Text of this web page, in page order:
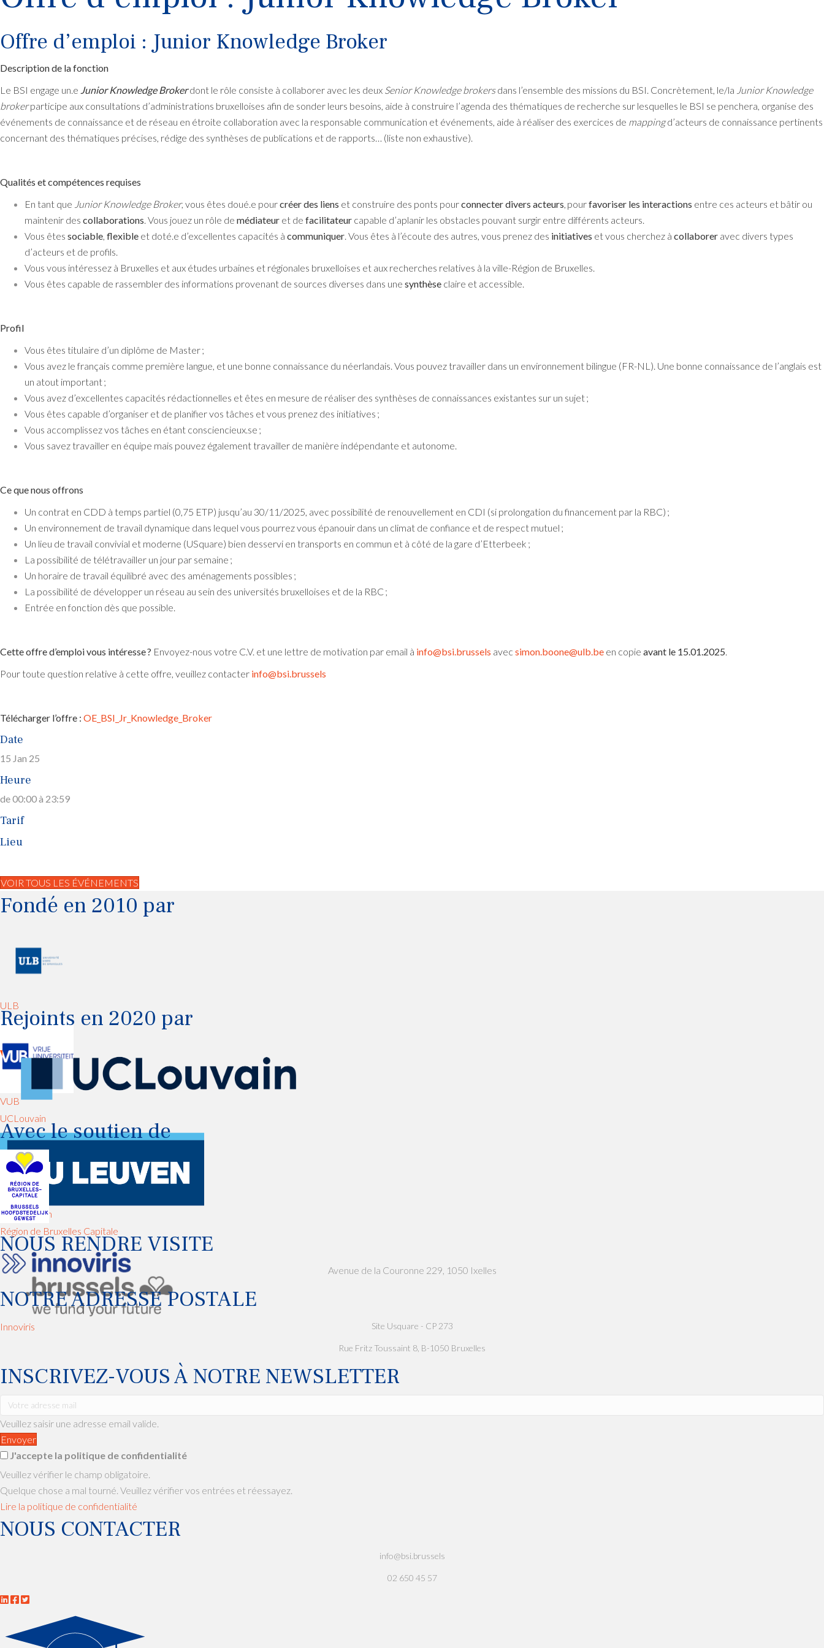
Offre d’emploi : Junior Knowledge Broker
Description de la fonction
Le BSI engage un.e Junior Knowledge Brokerdont le rôle consiste à collaborer avec les deux Senior Knowledge brokersdans l’ensemble des missions du BSI. Concrètement, le/la Junior Knowledge
brokerparticipe aux consultations d’administrations bruxelloises afin de sonder leurs besoins, aide à construire l’agenda des thématiques de recherche sur lesquelles le BSI se penchera, organise des
événements de connaissance et de réseau en étroite collaboration avec la responsable communication et événements, aide à réaliser des exercices de mappingd’acteurs de connaissance pertinents
concernant des thématiques précises, rédige des synthèses de publications et de rapports… (liste non exhaustive).
Qualités et compétences requises
En tant que Junior Knowledge Broker, vous êtes doué.e pourcréer des liens et construire des ponts pourconnecter divers acteurs, pourfavoriser les interactions entre ces acteurs et bâtir ou
maintenir des collaborations. Vous jouez un rôle de médiateur et de facilitateur capable d’aplanir les obstacles pouvant surgir entre différents acteurs.
Vous êtes sociable, flexible et doté.e d’excellentes capacités à communiquer. Vous êtes à l’écoute des autres, vous prenez des initiatives et vous cherchez à collaborer avec divers types
d’acteurs et de profils.
Vous vous intéressez à Bruxelles et aux études urbaines et régionales bruxelloises et aux recherches relatives à la ville-Région de Bruxelles.
Vous êtes capable de rassembler des informations provenant de sources diverses dans une synthèse claire et accessible.
Profil
Vous êtes titulaire d’un diplôme de Master ;
Vous avez le français comme première langue, et une bonne connaissance du néerlandais. Vous pouvez travailler dans un environnement bilingue (FR-NL). Une bonne connaissance de l’anglais est
un atout important ;
Vous avez d’excellentes capacités rédactionnelles et êtes en mesure de réaliser des synthèses de connaissances existantes sur un sujet ;
Vous êtes capable d’organiser et de planifier vos tâches et vous prenez des initiatives ;
Vous accomplissez vos tâches en étant consciencieux.se ;
Vous savez travailler en équipe mais pouvez également travailler de manière indépendante et autonome.
Ce que nous offrons
Un contrat en CDD à temps partiel (0,75 ETP) jusqu’au 30/11/2025, avec possibilité de renouvellement en CDI (si prolongation du financement par la RBC) ;
Un environnement de travail dynamique dans lequel vous pourrez vous épanouir dans un climat de confiance et de respect mutuel ;
Un lieu de travail convivial et moderne (USquare) bien desservi en transports en commun et à côté de la gare d’Etterbeek ;
La possibilité de télétravailler un jour par semaine ;
Un horaire de travail équilibré avec des aménagements possibles ;
La possibilité de développer un réseau au sein des universités bruxelloises et de la RBC ;
Entrée en fonction dès que possible.
Cette offre d’emploi vous intéresse ? Envoyez-nous votre C.V. et une lettre de motivation par email à info@bsi.brussels avec simon.boone@ulb.be en copie avant le 15.01.2025.
Pour toute question relative à cette offre, veuillez contacter info@bsi.brussels
Télécharger l’offre : OE_BSI_Jr_Knowledge_Broker
Date
15 Jan 25
Heure
de 00:00 à 23:59
Tarif
Lieu
VOIR TOUS LES ÉVÉNEMENTS
Fondé en 2010 par
ULB
VUB
Université Saint-Louis
Rejoints en 2020 par
UCLouvain
KUL Leuven
Avec le soutien de
Région de Bruxelles Capitale
Innoviris
NOUS RENDRE VISITE
Avenue de la Couronne 229, 1050 Ixelles
NOTRE ADRESSE POSTALE
Site Usquare - CP 273
Rue Fritz Toussaint 8, B-1050 Bruxelles
INSCRIVEZ-VOUS À NOTRE NEWSLETTER
Veuillez saisir une adresse email valide.
Envoyer
J'accepte la politique de confidentialité
Veuillez vérifier le champ obligatoire.
Quelque chose a mal tourné. Veuillez vérifier vos entrées et réessayez.
Lire la politique de confidentialité
NOUS CONTACTER
info@bsi.brussels
02 650 45 57